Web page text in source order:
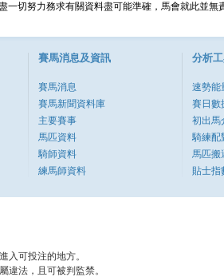
一切努力務求有關資料盡可能準確，馬會就此並
賽馬消息及資訊
賽馬消息
賽馬新聞資料庫
主要賽事
馬匹資料
騎師資料
練馬師資料
分析
速勢能
賽日數
初出馬
騎練配
馬匹搬
貼士指
入可投注的地方。
違法，且可被判監禁。